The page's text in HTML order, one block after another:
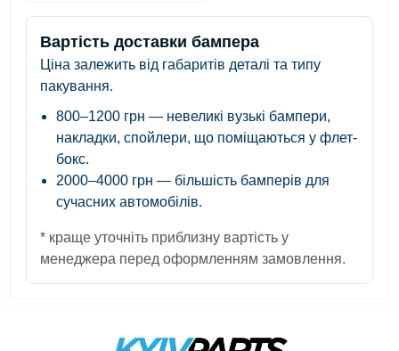
Вартість доставки бампера
Ціна залежить від габаритів деталі та типу
пакування.
800–1200 грн — невеликі вузькі бампери,
накладки, спойлери, що поміщаються у флет-
бокс.
2000–4000 грн — більшість бамперів для
сучасних автомобілів.
* краще уточніть приблизну вартість у
менеджера перед оформленням замовлення.